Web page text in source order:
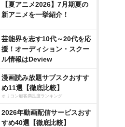
【夏アニメ2026】7月期夏の
新アニメを一挙紹介！
芸能界を志す10代～20代を応
援！オーディション・スクー
ル情報はDeview
漫画読み放題サブスクおすす
め11選【徹底比較】
オリコン顧客満足度ランキング
2026年動画配信サービスおす
すめ40選【徹底比較】